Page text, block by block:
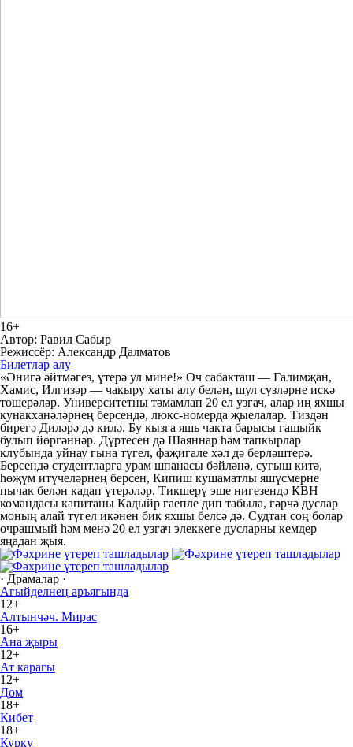
16+
Автор: Равил Сабыр
Режиссёр: Александр Далматов
Билетлар алу
«Әнигә әйтмәгез, үтерә ул мине!» Өч сабакташ — Галимҗан,
Хамис, Илгизәр — чакыру хаты алу белән, шул сүзләрне искә
төшерәләр. Университетны тәмамлап 20 ел узгач, алар иң яхшы
кунакханәләрнең берсендә, люкс-номерда җыелалар. Тиздән
бирегә Диләрә дә килә. Бу кызга яшь чакта барысы гашыйк
булып йөргәннәр. Дүртесен дә Шаяннар һәм тапкырлар
клубында уйнау гына түгел, фаҗигале хәл дә берләштерә.
Берсендә студентларга урам шпанасы бәйләнә, сугыш китә,
һөҗүм итүчеләрнең берсен, Кипиш кушаматлы яшүсмерне
пычак белән кадап үтерәләр. Тикшерү эше нигезендә КВН
командасы капитаны Кадыйр гаепле дип табыла, гәрчә дуслар
моның алай түгел икәнен бик яхшы белсә дә. Судтан соң болар
очрашмый һәм менә 20 ел узгач элеккеге дусларны кемдер
яңадан җыя.
· Драмалар ·
Агыйделнең аръягында
12+
Алтынчәч. Мирас
16+
Ана җыры
12+
Ат карагы
12+
Дөм
18+
Кибет
18+
Курку